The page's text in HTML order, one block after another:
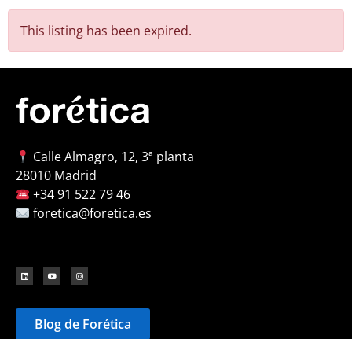
This listing has been expired.
Calle Almagro, 12, 3ª planta
28010 Madrid
+34 91 522 79 46
foretica@foretica.es
Blog de Forética